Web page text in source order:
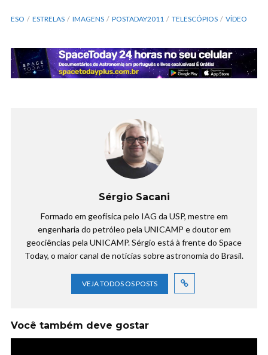
ESO ESTRELAS IMAGENS POSTADAY2011 TELESCÓPIOS VÍDEO
Sérgio Sacani
Formado em geofísica pelo IAG da USP, mestre em
engenharia do petróleo pela UNICAMP e doutor em
geociências pela UNICAMP. Sérgio está à frente do Space
Today, o maior canal de notícias sobre astronomia do Brasil.
VEJA TODOS OS POSTS
Você também deve gostar